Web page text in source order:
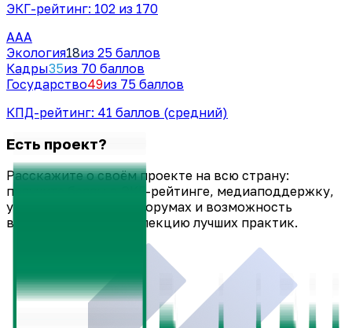
ЭКГ-рейтинг: 102 из 170
AAA
Экология18из 25 баллов
Кадры35из 70 баллов
Государство49из 75 баллов
КПД-рейтинг: 41 баллов (средний)
Есть проект?
Расскажите о своём проекте на всю страну:
получите баллы в ЭКГ-рейтинге, медиаподдержку,
участие в ключевых форумах и возможность
включения в ЭКГ-коллекцию лучших практик.